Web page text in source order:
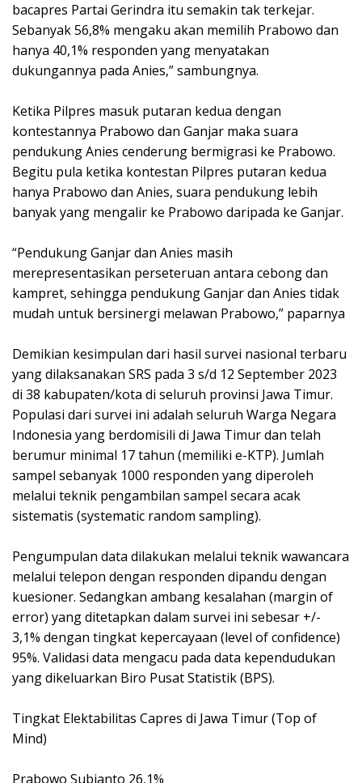
bacapres Partai Gerindra itu semakin tak terkejar.
Sebanyak 56,8% mengaku akan memilih Prabowo dan
hanya 40,1% responden yang menyatakan
dukungannya pada Anies,” sambungnya.
Ketika Pilpres masuk putaran kedua dengan
kontestannya Prabowo dan Ganjar maka suara
pendukung Anies cenderung bermigrasi ke Prabowo.
Begitu pula ketika kontestan Pilpres putaran kedua
hanya Prabowo dan Anies, suara pendukung lebih
banyak yang mengalir ke Prabowo daripada ke Ganjar.
“Pendukung Ganjar dan Anies masih
merepresentasikan perseteruan antara cebong dan
kampret, sehingga pendukung Ganjar dan Anies tidak
mudah untuk bersinergi melawan Prabowo,” paparnya
Demikian kesimpulan dari hasil survei nasional terbaru
yang dilaksanakan SRS pada 3 s/d 12 September 2023
di 38 kabupaten/kota di seluruh provinsi Jawa Timur.
Populasi dari survei ini adalah seluruh Warga Negara
Indonesia yang berdomisili di Jawa Timur dan telah
berumur minimal 17 tahun (memiliki e-KTP). Jumlah
sampel sebanyak 1000 responden yang diperoleh
melalui teknik pengambilan sampel secara acak
sistematis (systematic random sampling).
Pengumpulan data dilakukan melalui teknik wawancara
melalui telepon dengan responden dipandu dengan
kuesioner. Sedangkan ambang kesalahan (margin of
error) yang ditetapkan dalam survei ini sebesar +/-
3,1% dengan tingkat kepercayaan (level of confidence)
95%. Validasi data mengacu pada data kependudukan
yang dikeluarkan Biro Pusat Statistik (BPS).
Tingkat Elektabilitas Capres di Jawa Timur (Top of
Mind)
Prabowo Subianto 26,1%